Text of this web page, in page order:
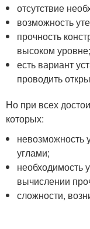
отсутствие
возможность
прочность
высоком уровне;
есть вариант
проводить
Но при всех
которых:
невозможность
углами;
необходимость
вычислении
сложности,